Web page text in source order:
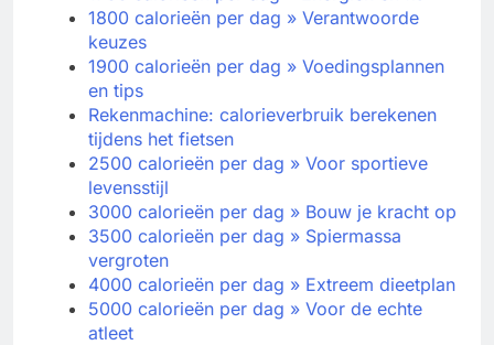
1800 calorieën per dag » Verantwoorde
keuzes
1900 calorieën per dag » Voedingsplannen
en tips
Rekenmachine: calorieverbruik berekenen
tijdens het fietsen
2500 calorieën per dag » Voor sportieve
levensstijl
3000 calorieën per dag » Bouw je kracht op
3500 calorieën per dag » Spiermassa
vergroten
4000 calorieën per dag » Extreem dieetplan
5000 calorieën per dag » Voor de echte
atleet